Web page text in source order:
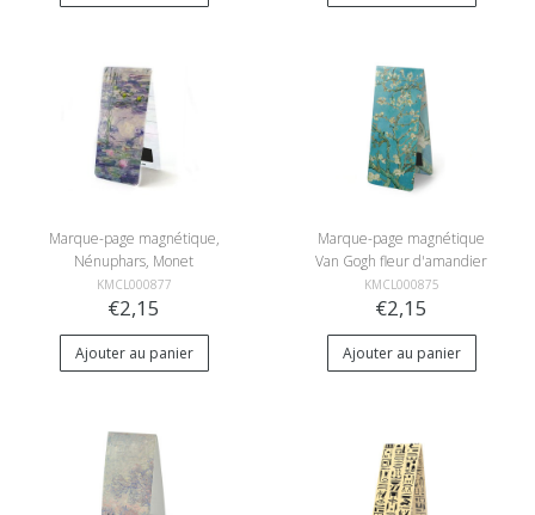
Marque-page magnétique,
Nénuphars, Monet
KMCL000877
€2,15
Ajouter au panier
Marque-page magnétique
Van Gogh fleur d'amandier
KMCL000875
€2,15
Ajouter au panier